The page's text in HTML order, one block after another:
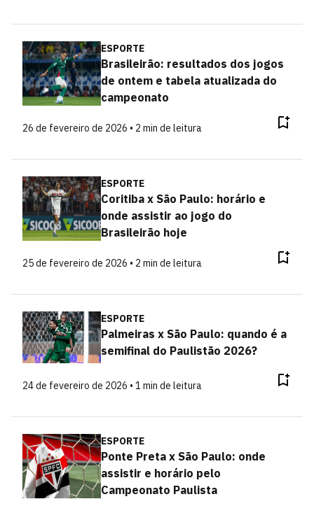
ESPORTE
Brasileirão: resultados dos jogos
de ontem e tabela atualizada do
campeonato
26 de fevereiro de 2026 • 2 min de leitura
ESPORTE
Coritiba x São Paulo: horário e
onde assistir ao jogo do
Brasileirão hoje
25 de fevereiro de 2026 • 2 min de leitura
ESPORTE
Palmeiras x São Paulo: quando é a
semifinal do Paulistão 2026?
24 de fevereiro de 2026 • 1 min de leitura
ESPORTE
Ponte Preta x São Paulo: onde
assistir e horário pelo
Campeonato Paulista